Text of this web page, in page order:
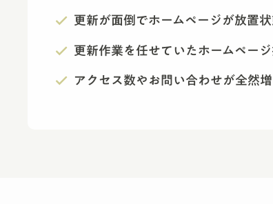
更新が面倒でホームページが放置
更新作業を任せていたホームペー
アクセス数やお問い合わせが全然